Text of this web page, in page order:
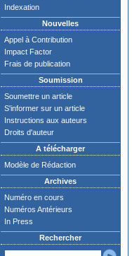
Indexation
Nouvelles
Appel à Contribution
Impact Factor
Frais de publication
Soumission
Soumettre un article
S'informer sur un article
Instructions aux auteurs
Droits d'auteur
A télécharger
Modèle de Rédaction
Archives
Numéro en cours
Numéros Antérieurs
In Press
Rechercher